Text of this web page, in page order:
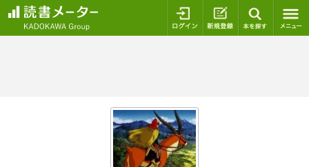
ログイン 新規登録